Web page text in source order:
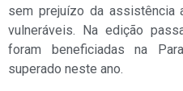
sem prejuízo da assistência
vulneráveis. Na edição
foram beneficiadas na
superado neste ano.